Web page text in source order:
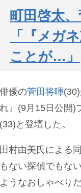
町田啓太
「『メガ
ことが…」
俳優の菅田将暉
れ』(9月15日公開)
(33)と登壇した。
田村由美氏による
もない探偵でもな
ようなおしゃべり